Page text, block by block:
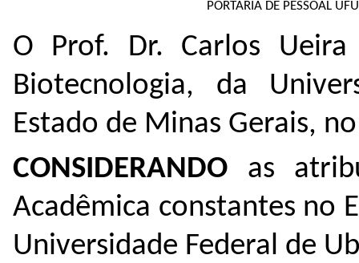
PORTARIA DE PESSOAL
O Prof. Dr. Carlos
Biotecnologia, da
Estado de Minas Gerais,
CONSIDERANDO as
Acadêmica constantes no
Universidade Federal de